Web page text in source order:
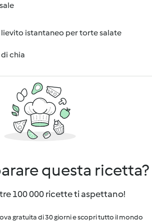
lievito istantaneo per torte salate
di chia
questa ricetta?
100 000 ricette ti aspettano!
gratuita di 30 giorni e scopri tutto il mondo